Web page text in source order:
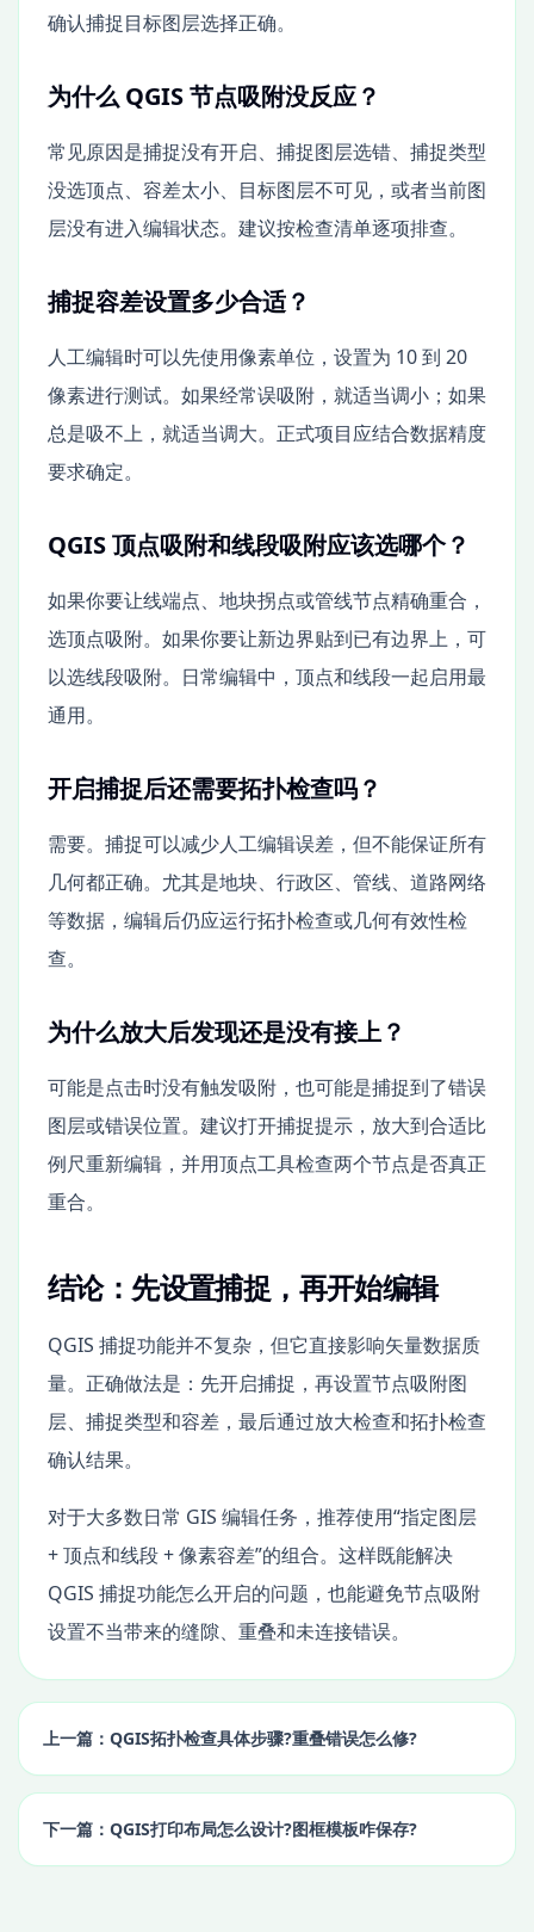
确认捕捉目标图层选择正确。
为什么 QGIS 节点吸附没反应？
常见原因是捕捉没有开启、捕捉图层选错、捕捉类型
没选顶点、容差太小、目标图层不可见，或者当前图
层没有进入编辑状态。建议按检查清单逐项排查。
捕捉容差设置多少合适？
人工编辑时可以先使用像素单位，设置为 10 到 20
像素进行测试。如果经常误吸附，就适当调小；如果
总是吸不上，就适当调大。正式项目应结合数据精度
要求确定。
QGIS 顶点吸附和线段吸附应该选哪个？
如果你要让线端点、地块拐点或管线节点精确重合，
选顶点吸附。如果你要让新边界贴到已有边界上，可
以选线段吸附。日常编辑中，顶点和线段一起启用最
通用。
开启捕捉后还需要拓扑检查吗？
需要。捕捉可以减少人工编辑误差，但不能保证所有
几何都正确。尤其是地块、行政区、管线、道路网络
等数据，编辑后仍应运行拓扑检查或几何有效性检
查。
为什么放大后发现还是没有接上？
可能是点击时没有触发吸附，也可能是捕捉到了错误
图层或错误位置。建议打开捕捉提示，放大到合适比
例尺重新编辑，并用顶点工具检查两个节点是否真正
重合。
结论：先设置捕捉，再开始编辑
QGIS 捕捉功能并不复杂，但它直接影响矢量数据质
量。正确做法是：先开启捕捉，再设置节点吸附图
层、捕捉类型和容差，最后通过放大检查和拓扑检查
确认结果。
对于大多数日常 GIS 编辑任务，推荐使用“指定图层
+ 顶点和线段 + 像素容差”的组合。这样既能解决
QGIS 捕捉功能怎么开启的问题，也能避免节点吸附
设置不当带来的缝隙、重叠和未连接错误。
上一篇：QGIS拓扑检查具体步骤?重叠错误怎么修?
下一篇：QGIS打印布局怎么设计?图框模板咋保存?